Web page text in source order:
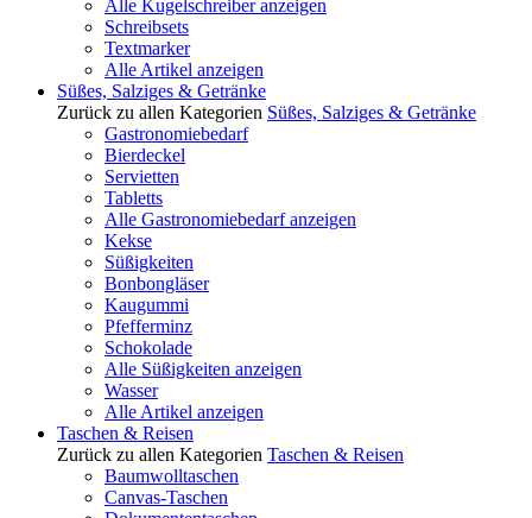
Alle Kugelschreiber anzeigen
Schreibsets
Textmarker
Alle Artikel anzeigen
Süßes, Salziges & Getränke
Zurück zu allen Kategorien Süßes, Salziges & Getränke
Gastronomiebedarf
Bierdeckel
Servietten
Tabletts
Alle Gastronomiebedarf anzeigen
Kekse
Süßigkeiten
Bonbongläser
Kaugummi
Pfefferminz
Schokolade
Alle Süßigkeiten anzeigen
Wasser
Alle Artikel anzeigen
Taschen & Reisen
Zurück zu allen Kategorien Taschen & Reisen
Baumwolltaschen
Canvas-Taschen